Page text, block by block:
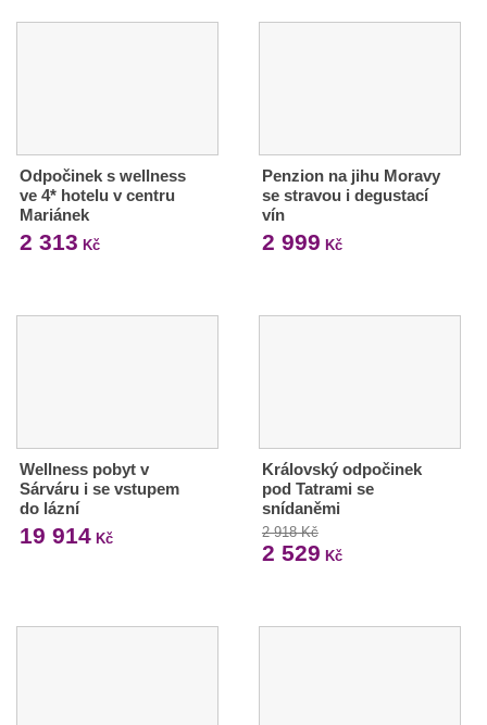
Odpočinek s wellness
ve 4* hotelu v centru
Mariánek
2 313 Kč
Penzion na jihu Moravy
se stravou i degustací
vín
2 999 Kč
Wellness pobyt v
Sárváru i se vstupem
do lázní
19 914 Kč
Královský odpočinek
pod Tatrami se
snídaněmi
2 918 Kč
2 529 Kč